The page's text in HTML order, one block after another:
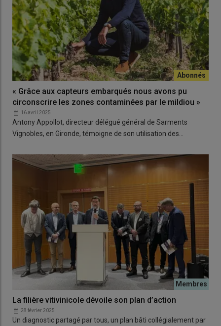
« Grâce aux capteurs embarqués nous avons pu
circonscrire les zones contaminées par le mildiou »
16 avril 2025
Antony Appollot, directeur délégué général de Sarments
Vignobles, en Gironde, témoigne de son utilisation des…
La filière vitivinicole dévoile son plan d’action
28 février 2025
Un diagnostic partagé par tous, un plan bâti collégialement par